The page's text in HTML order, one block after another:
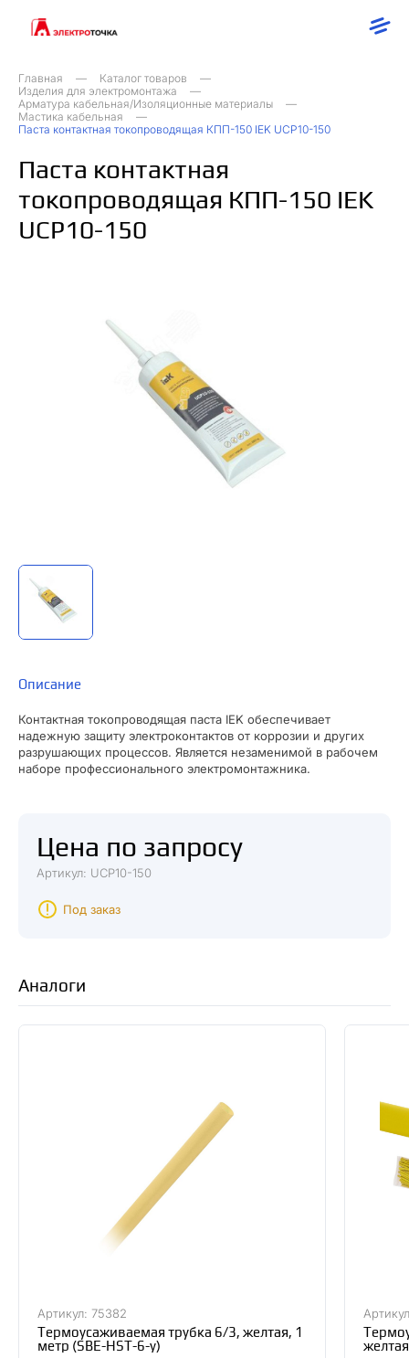
Главная
Каталог товаров
Изделия для электромонтажа
Арматура кабельная/Изоляционные материалы
Мастика кабельная
Паста контактная токопроводящая КПП-150 IEK UCP10-150
Паста контактная
токопроводящая КПП-150 IEK
UCP10-150
Описание
Контактная токопроводящая паста IEK обеспечивает
надежную защиту электроконтактов от коррозии и других
разрушающих процессов. Является незаменимой в рабочем
наборе профессионального электромонтажника.
Цена по запросу
Артикул: UCP10-150
Под заказ
Аналоги
Артикул: 75382
Термоусаживаемая трубка 6/3, желтая, 1
метр (SBE-HST-6-y)